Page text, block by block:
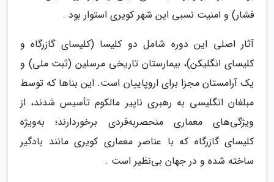
فشار) و امنیت نسبی این شهر کویری استوار بود .
آثار اصلی این دوره شامل دو کلیسا (کلیسای گازرگاه و
کلیسای انگلیکن)، بیمارستان تاریخی مرسلین (ثبت ملی) و
یک آرامستان مجزا برای اروپاییان است. این بناها که توسط
مبلغان انگلیسی به رهبری ناپیر مالکوم تأسیس شدند، از
ویژگی‌های معماری منحصربه‌فردی برخوردارند؛ به‌ویژه
کلیسای گازرگاه که با عناصر معماری کویری مانند بادگیر
ساخته شده و در جهان بی‌نظیر است .